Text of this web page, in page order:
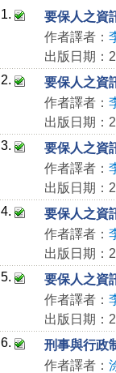
1.
要保人之資
作者譯者：
出版日期：
2.
要保人之資
作者譯者：
出版日期：
3.
要保人之資
作者譯者：
出版日期：
4.
要保人之資
作者譯者：
出版日期：
5.
要保人之資
作者譯者：
出版日期：
6.
刑事與行政
作者譯者：